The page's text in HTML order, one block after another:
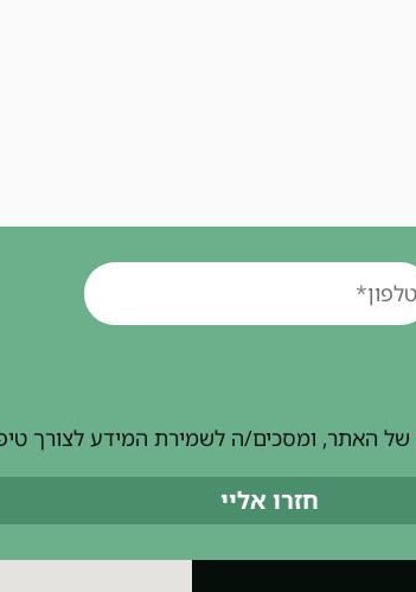
של האתר, ומסכים/ה לשמירת המידע לצורך
חזרו אליי